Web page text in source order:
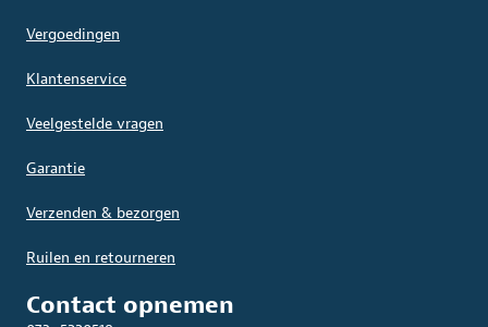
Vergoedingen
Klantenservice
Veelgestelde vragen
Garantie
Verzenden & bezorgen
Ruilen en retourneren
Contact opnemen